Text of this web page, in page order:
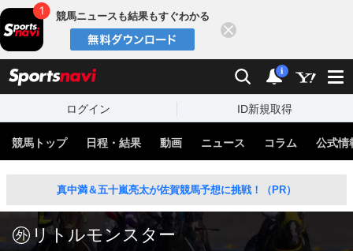
競馬ニュースも結果もすぐわかる
検索 通知
i
ログイン ID新規取得
競馬トップ 日程・結果 動画 ニュース コラム 公式情
真中満＆五十嵐亮太が佐賀競馬予想に挑戦！（PR）
リトルモンスター